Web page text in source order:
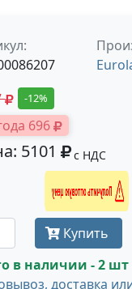
-12%
696
5101 с НДС
Получить
Купить
в наличии - 2 шт
доставка